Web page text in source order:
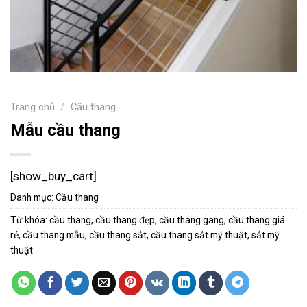
Trang chủ / Cầu thang
Mẫu cầu thang
[show_buy_cart]
Danh mục: Cầu thang
Từ khóa: cầu thang, cầu thang đẹp, cầu thang gang, cầu thang giá
rẻ, cầu thang mẫu, cầu thang sắt, cầu thang sắt mỹ thuật, sắt mỹ
thuật